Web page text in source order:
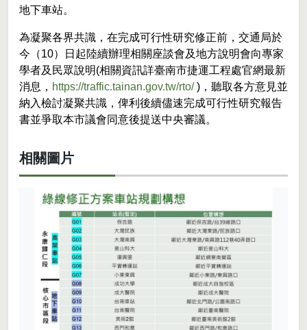
地下車站。
為凝聚各界共識，在完成可行性研究修正前，交通局於
今（10）日起陸續辦理相關座談會及地方說明會向專家
學者及民眾說明(相關資訊詳臺南市捷運工程處官網最新
消息， https://traffic.tainan.gov.tw/rto/)，聽取各方意見並
納入檢討凝聚共識，俾利後續儘速完成可行性研究報告
書並爭取本市議會同意後提送中央審議。
相關圖片